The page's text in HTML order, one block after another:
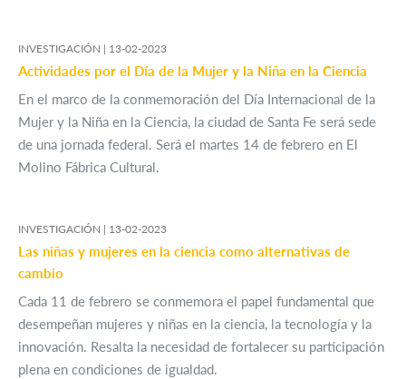
INVESTIGACIÓN | 13-02-2023
Actividades por el Día de la Mujer y la Niña en la Ciencia
En el marco de la conmemoración del Día Internacional de la
Mujer y la Niña en la Ciencia, la ciudad de Santa Fe será sede
de una jornada federal. Será el martes 14 de febrero en El
Molino Fábrica Cultural.
INVESTIGACIÓN | 13-02-2023
Las niñas y mujeres en la ciencia como alternativas de
cambio
Cada 11 de febrero se conmemora el papel fundamental que
desempeñan mujeres y niñas en la ciencia, la tecnología y la
innovación. Resalta la necesidad de fortalecer su participación
plena en condiciones de igualdad.